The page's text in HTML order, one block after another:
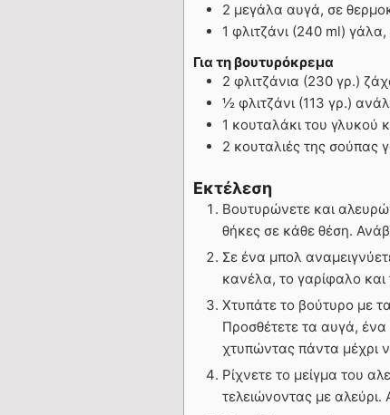
2 μεγάλα αυγά, σε
1 φλιτζάνι (240 ml)
Για τη βουτυρόκρεμα
2 φλιτζάνια (230 γρ.)
½ φλιτζάνι (113 γρ.)
1 κουταλάκι του γλυκού
2 κουταλιές της σούπας
Εκτέλεση
Βουτυρώνετε και
θήκες σε κάθε θέση.
Σε ένα μπολ
κανέλα, το γαρίφαλο και
Χτυπάτε το βούτυρο με
Προσθέτετε τα αυγά, ένα
χτυπώντας πάντα μέχρι
Ρίχνετε το μείγμα του
τελειώνοντας με